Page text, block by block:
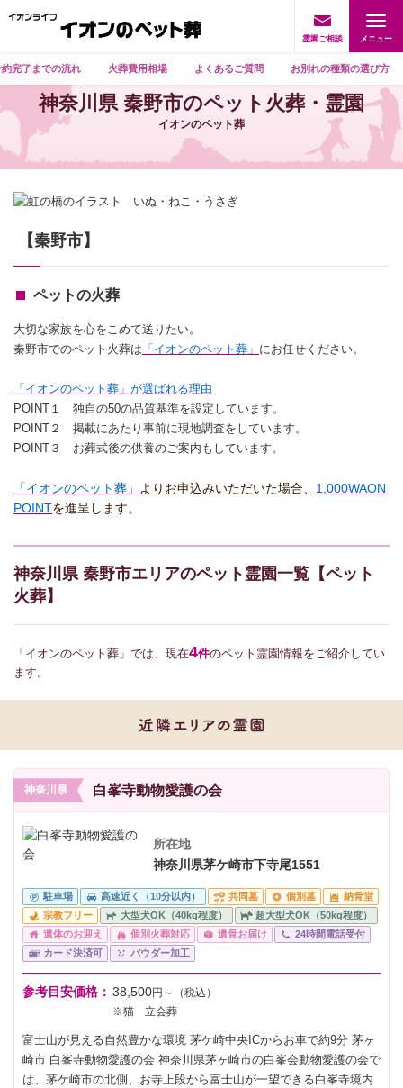
霊園ご相談
約完了までの流れ 火葬費用相場 よくあるご質問 お別れの種類の選び方
神奈川県 秦野市のペット火葬・霊園
イオンのペット葬
【秦野市】
ペットの火葬
大切な家族を心をこめて送りたい。
秦野市でのペット火葬は 「イオンのペット葬」 にお任せください。
「イオンのペット葬」が選ばれる理由
POINT１ 独自の50の品質基準を設定しています。
POINT２ 掲載にあたり事前に現地調査をしています。
POINT３ お葬式後の供養のご案内もしています。
「イオンのペット葬」 よりお申込みいただいた場合、 1,000WAON
POINTを進呈します。
神奈川県 秦野市エリアのペット霊園一覧【ペット
火葬】
「イオンのペット葬」では、現在4件のペット霊園情報をご紹介してい
ます。
神奈川県 白峯寺動物愛護の会
所在地
神奈川県茅ケ崎市下寺尾1551
駐車場 高速近く（10分以内） 共同墓 個別墓
納骨堂
宗教フリー
大型犬OK（40kg程度）
超大型犬OK（50kg程度）
遺体のお迎え
個別火葬対応 遺骨お届け
24時間電話受付
カード決済可
パウダー加工
参考目安価格： 38,500円～（税込）
※猫 立会葬
富士山が見える自然豊かな環境 茅ケ崎中央ICからお車で約9分 茅ヶ
崎市 白峯寺動物愛護の会 神奈川県茅ヶ崎市の白峯会動物愛護の会で
は、茅ケ崎市の北側、お寺上段から富士山が一望できる白峯寺境内